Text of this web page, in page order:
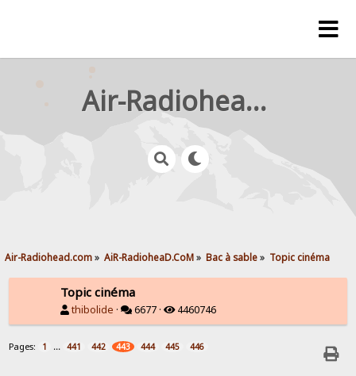
Air-Radiohead.com
Air-Radiohead.com» AiR-RadioheaD.CoM» Bac à sable» Topic cinéma
Topic cinéma
thibolide · 6677 · 4460746
Pages: 1 ... 441 442 443 444 445 446